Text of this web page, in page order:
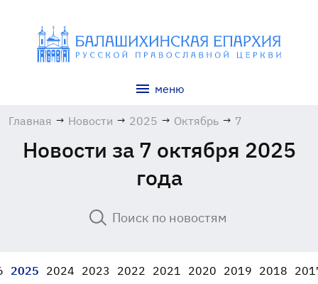
меню
Главная → Новости → 2025 → Октябрь → 7
Новости за 7 октября 2025
года
2025 2024 2023 2022 2021 2020 2019 2018